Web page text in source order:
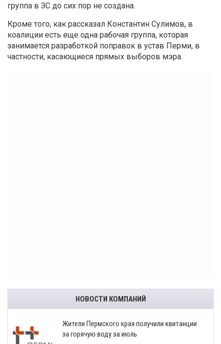
группа в ЗС до сих пор не создана.
Кроме того, как рассказал Константин Сулимов, в
коалиции есть еще одна рабочая группа, которая
занимается разработкой поправок в устав Перми, в
частности, касающиеся прямых выборов мэра.
НОВОСТИ КОМПАНИЙ
​Жители Пермского края получили квитанции
за горячую воду за июль